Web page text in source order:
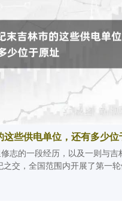
些供电单位，还有多少位
志的一段经历，以及一则与吉
交，全国范围内开展了第一